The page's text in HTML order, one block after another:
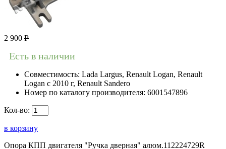
2 900 Р
Есть в наличии
Совместимость: Lada Largus, Renault Logan, Renault
Logan c 2010 г, Renault Sandero
Номер по каталогу производителя: 6001547896
Кол-во:
в корзину
Опора КПП двигателя "Ручка дверная" алюм.112224729R